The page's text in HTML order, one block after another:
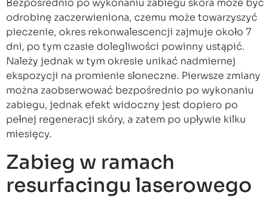
Bezpośrednio po wykonaniu zabiegu skóra może być
odrobinę zaczerwieniona, czemu może towarzyszyć
pieczenie, okres rekonwalescencji zajmuje około 7
dni, po tym czasie dolegliwości powinny ustąpić.
Należy jednak w tym okresie unikać nadmiernej
ekspozycji na promienie słoneczne. Pierwsze zmiany
można zaobserwować bezpośrednio po wykonaniu
zabiegu, jednak efekt widoczny jest dopiero po
pełnej regeneracji skóry, a zatem po upływie kilku
miesięcy.
Zabieg w ramach
resurfacingu laserowego